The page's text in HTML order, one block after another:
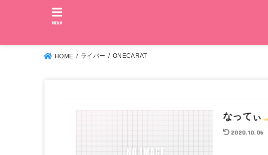
MENU
HOME ライバー ONECARAT
なってぃ
2020.10.06